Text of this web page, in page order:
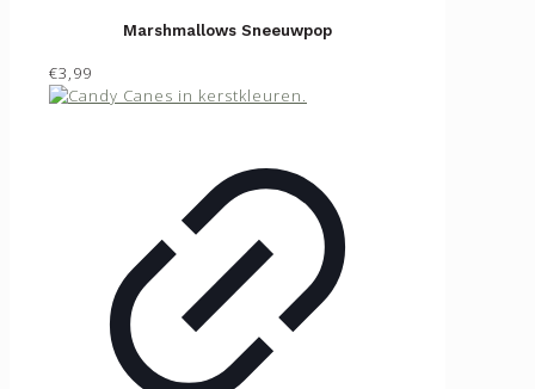
Marshmallows Sneeuwpop
€3,99